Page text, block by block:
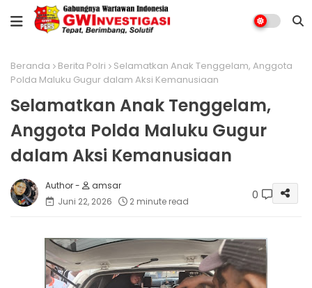
Beranda Berita Polri
Selamatkan Anak Tenggelam, Anggota
Polda Maluku Gugur dalam Aksi Kemanusiaan
Selamatkan Anak Tenggelam,
Anggota Polda Maluku Gugur
dalam Aksi Kemanusiaan
amsar
Juni 22, 2026
2 minute read 0